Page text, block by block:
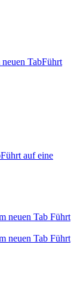
TabFührt
Führt auf eine
neuen Tab Führt
neuen Tab Führt